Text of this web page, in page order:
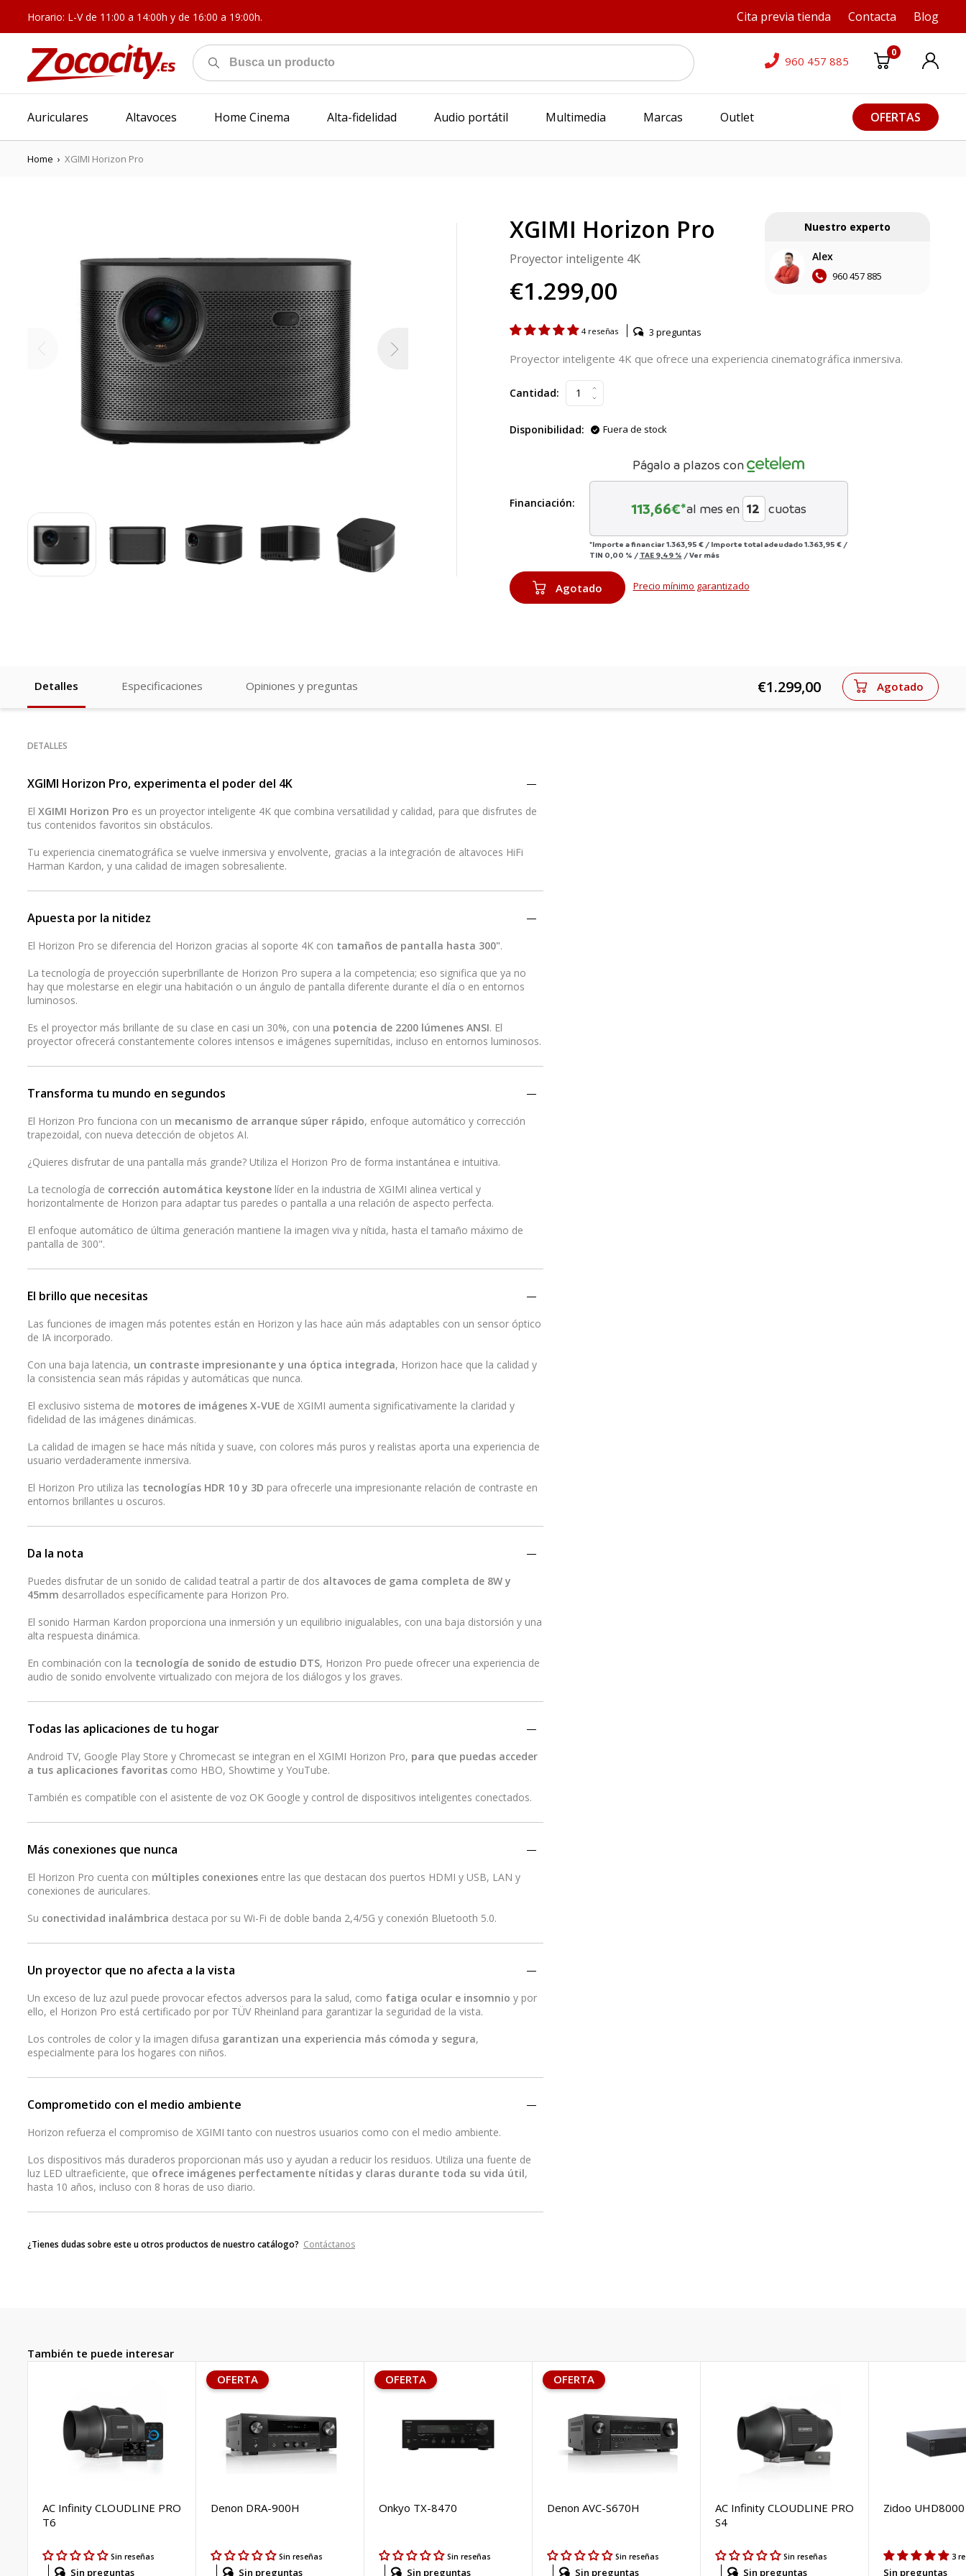
Horario: L-V de 11:00 a 14:00h y de 16:00 a 19:00h. Cita previa tienda Contacta Blog
960 457 885
0
Auriculares Altavoces Home Cinema Alta-fidelidad Audio portátil Multimedia Marcas Outlet OFERTAS
Home › XGIMI Horizon Pro
XGIMI Horizon Pro
Proyector inteligente 4K
€1.299,00
Nuestro experto
Alex
960 457 885
4 reseñas 3 preguntas
Proyector inteligente 4K que ofrece una experiencia cinematográfica inmersiva.
Cantidad:
Disponibilidad: Fuera de stock
Financiación:
Págalo a plazos con
113,66€*al mes en cuotas
*Importe a financiar1.363,95 € / Importe total adeudado1.363,95 €/
TIN 0,00 % / TAE 9,49 % /Ver más
Agotado Precio mínimo garantizado
Detalles Especificaciones Opiniones y preguntas €1.299,00 Agotado
DETALLES
XGIMI Horizon Pro, experimenta el poder del 4K
El XGIMI Horizon Pro es un proyector inteligente 4K que combina versatilidad y calidad, para que disfrutes de
tus contenidos favoritos sin obstáculos.
Tu experiencia cinematográfica se vuelve inmersiva y envolvente, gracias a la integración de altavoces HiFi
Harman Kardon, y una calidad de imagen sobresaliente.
Apuesta por la nitidez
El Horizon Pro se diferencia del Horizon gracias al soporte 4K con tamaños de pantalla hasta 300".
La tecnología de proyección superbrillante de Horizon Pro supera a la competencia; eso significa que ya no
hay que molestarse en elegir una habitación o un ángulo de pantalla diferente durante el día o en entornos
luminosos.
Es el proyector más brillante de su clase en casi un 30%, con una potencia de 2200 lúmenes ANSI. El
proyector ofrecerá constantemente colores intensos e imágenes supernítidas, incluso en entornos luminosos.
Transforma tu mundo en segundos
El Horizon Pro funciona con un mecanismo de arranque súper rápido, enfoque automático y corrección
trapezoidal, con nueva detección de objetos AI.
¿Quieres disfrutar de una pantalla más grande? Utiliza el Horizon Pro de forma instantánea e intuitiva.
La tecnología de corrección automática keystone líder en la industria de XGIMI alinea vertical y
horizontalmente de Horizon para adaptar tus paredes o pantalla a una relación de aspecto perfecta.
El enfoque automático de última generación mantiene la imagen viva y nítida, hasta el tamaño máximo de
pantalla de 300".
El brillo que necesitas
Las funciones de imagen más potentes están en Horizon y las hace aún más adaptables con un sensor óptico
de IA incorporado.
Con una baja latencia, un contraste impresionante y una óptica integrada, Horizon hace que la calidad y
la consistencia sean más rápidas y automáticas que nunca.
El exclusivo sistema de motores de imágenes X-VUE de XGIMI aumenta significativamente la claridad y
fidelidad de las imágenes dinámicas.
La calidad de imagen se hace más nítida y suave, con colores más puros y realistas aporta una experiencia de
usuario verdaderamente inmersiva.
El Horizon Pro utiliza las tecnologías HDR 10 y 3D para ofrecerle una impresionante relación de contraste en
entornos brillantes u oscuros.
Da la nota
Puedes disfrutar de un sonido de calidad teatral a partir de dos altavoces de gama completa de 8W y
45mm desarrollados específicamente para Horizon Pro.
El sonido Harman Kardon proporciona una inmersión y un equilibrio inigualables, con una baja distorsión y una
alta respuesta dinámica.
En combinación con la tecnología de sonido de estudio DTS, Horizon Pro puede ofrecer una experiencia de
audio de sonido envolvente virtualizado con mejora de los diálogos y los graves.
Todas las aplicaciones de tu hogar
Android TV, Google Play Store y Chromecast se integran en el XGIMI Horizon Pro, para que puedas acceder
a tus aplicaciones favoritas como HBO, Showtime y YouTube.
También es compatible con el asistente de voz OK Google y control de dispositivos inteligentes conectados.
Más conexiones que nunca
El Horizon Pro cuenta con múltiples conexiones entre las que destacan dos puertos HDMI y USB, LAN y
conexiones de auriculares.
Su conectividad inalámbrica destaca por su Wi-Fi de doble banda 2,4/5G y conexión Bluetooth 5.0.
Un proyector que no afecta a la vista
Un exceso de luz azul puede provocar efectos adversos para la salud, como fatiga ocular e insomnio y por
ello, el Horizon Pro está certificado por por TÜV Rheinland para garantizar la seguridad de la vista.
Los controles de color y la imagen difusa garantizan una experiencia más cómoda y segura,
especialmente para los hogares con niños.
Comprometido con el medio ambiente
Horizon refuerza el compromiso de XGIMI tanto con nuestros usuarios como con el medio ambiente.
Los dispositivos más duraderos proporcionan más uso y ayudan a reducir los residuos. Utiliza una fuente de
luz LED ultraeficiente, que ofrece imágenes perfectamente nítidas y claras durante toda su vida útil,
hasta 10 años, incluso con 8 horas de uso diario.
¿Tienes dudas sobre este u otros productos de nuestro catálogo? Contáctanos
También te puede interesar
AC Infinity CLOUDLINE PRO
T6
Sin reseñas
Sin preguntas
OFERTA
Denon DRA-900H
Sin reseñas
Sin preguntas
OFERTA
Onkyo TX-8470
Sin reseñas
Sin preguntas
OFERTA
Denon AVC-S670H
Sin reseñas
Sin preguntas
AC Infinity CLOUDLINE PRO
S4
Sin reseñas
Sin preguntas
Zidoo UHD8000
3
Sin preguntas